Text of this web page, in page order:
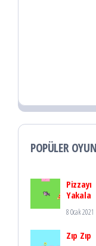
POPÜLER
Pizzayı
Yakala
8 Ocak 2021
Zıp Zıp